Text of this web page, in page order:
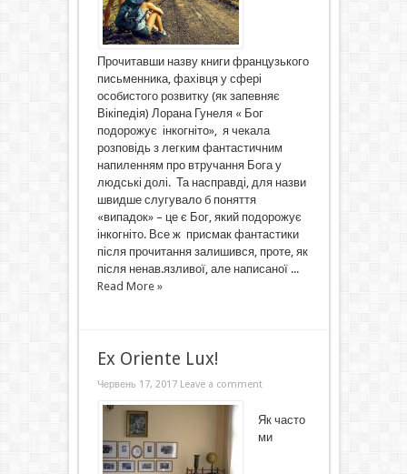
Прочитавши назву книги французького
письменника, фахівця у сфері
особистого розвитку (як запевняє
Вікіпедія) Лорана Гунеля « Бог
подорожує інкогніто», я чекала
розповідь з легким фантастичним
напиленням про втручання Бога у
людські долі. Та насправді, для назви
швидше слугувало б поняття
«випадок» – це є Бог, який подорожує
інкогніто. Все ж присмак фантастики
після прочитання залишився, проте, як
після ненав.язливої, але написаної ...
Read More »
Ex Oriente Lux!
Червень 17, 2017 Leave a comment
Як часто
ми